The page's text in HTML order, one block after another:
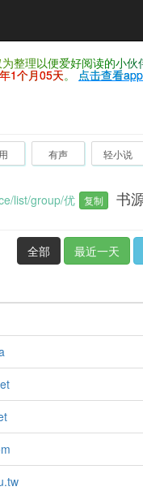
整理以便爱好阅读的小
1个月05天。 点击查看
有声 轻小说
list/group/优 复制 书
全部 最近一天